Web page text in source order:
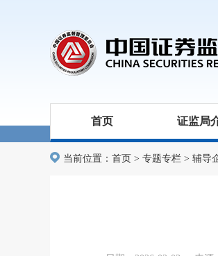
首页 证监局
当前位置： 首页 > 专题专栏 > 辅导